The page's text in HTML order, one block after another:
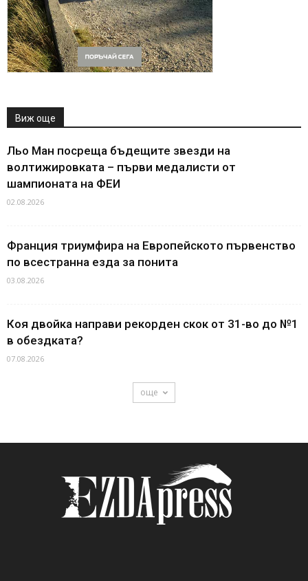
Виж още
Льо Ман посреща бъдещите звезди на
волтижировката – първи медалисти от
шампионата на ФЕИ
02.08.2026
Франция триумфира на Европейското първенство
по всестранна езда за понита
03.08.2026
Коя двойка направи рекорден скок от 31-во до №1
в обездката?
07.08.2026
още